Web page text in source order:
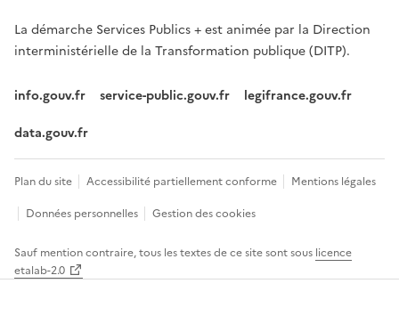
La démarche Services Publics + est animée par la Direction
interministérielle de la Transformation publique (DITP).
info.gouv.fr service-public.gouv.fr
legifrance.gouv.fr
data.gouv.fr
Footer
menu
Plan du site Accessibilité partiellement conforme
Mentions légales
Données personnelles
Gestion des cookies
Sauf mention contraire, tous les textes de ce site sont sous licence
etalab-2.0